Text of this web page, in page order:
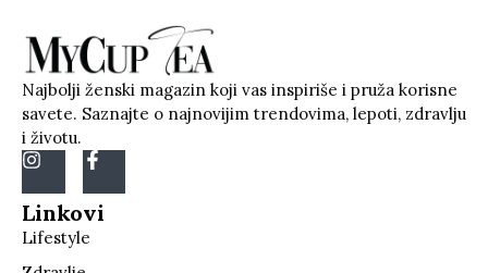
Najbolji ženski magazin koji vas inspiriše i pruža korisne
savete. Saznajte o najnovijim trendovima, lepoti, zdravlju
i životu.
Linkovi
Lifestyle